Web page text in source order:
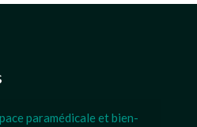
paramédicale et bien-